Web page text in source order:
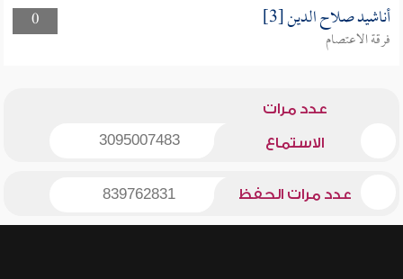
0
أناشيد صلاح الدين [3]
فرقة الاعتصام
عدد مرات
الاستماع 3095007483
عدد مرات الحفظ 839762831